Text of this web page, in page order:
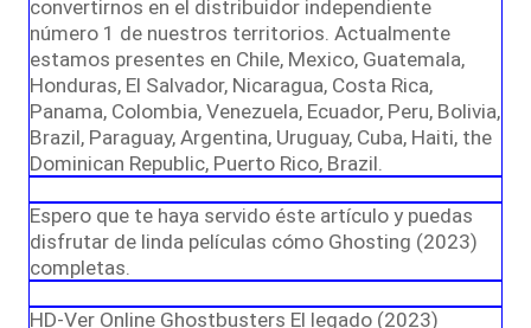
convertirnos en el distribuidor independiente
número 1 de nuestros territorios. Actualmente
estamos presentes en Chile, Mexico, Guatemala,
Honduras, El Salvador, Nicaragua, Costa Rica,
Panama, Colombia, Venezuela, Ecuador, Peru, Bolivia,
Brazil, Paraguay, Argentina, Uruguay, Cuba, Haiti, the
Dominican Republic, Puerto Rico, Brazil.
Espero que te haya servido éste artículo y puedas
disfrutar de linda películas cómo Ghosting (2023)
completas.
HD-Ver Online Ghostbusters El legado (2023)